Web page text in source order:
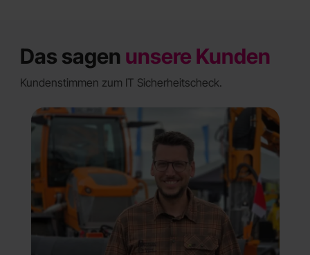
Das sagen unsere Kunden
Kundenstimmen zum IT Sicherheitscheck.